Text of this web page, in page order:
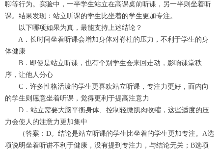
聊等行为。实验中，一半学生站立在高课桌前听课，另一半则坐着听
课。结果发现：站立听课的学生比坐着的学生更加专注。
以下哪项如果为真，最能支持上述结论？
A．长时间坐着听课会增加身体对脊柱的压力，不利于学生的身
体健康
B．即使是站立听课，也有个别学生会来回走动，影响课堂秩
序，让他人分心
C．许多性格活泼的学生更喜欢站立听课，专注力更好，而内向
的学生则愿意坐着听课，觉得更利于提高注意力
D．站立需要大脑平衡身体、控制轻微肌肉收缩，这些适度的压
力会使人的注意力更加集中
（答案：D。结论是站立听课的学生比坐着的学生更加专注。A选
项说明坐着听讲不利于健康，没有提到专注力，与结论无关；B选项